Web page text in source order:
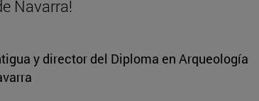
Navarra!
y director del Diploma en Arqueología